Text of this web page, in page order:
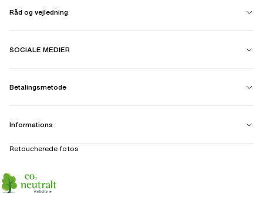
Råd og vejledning
SOCIALE MEDIER
Betalingsmetode
Informations
Retoucherede fotos